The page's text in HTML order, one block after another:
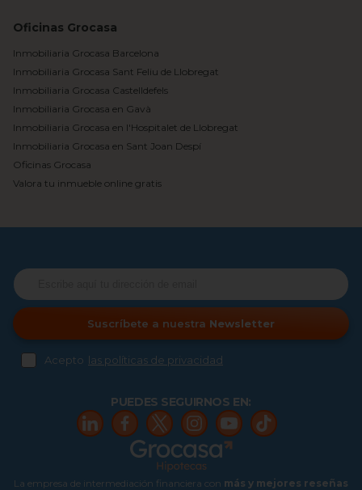
Oficinas Grocasa
Inmobiliaria Grocasa Barcelona
Inmobiliaria Grocasa Sant Feliu de Llobregat
Inmobiliaria Grocasa Castelldefels
Inmobiliaria Grocasa en Gavà
Inmobiliaria Grocasa en l'Hospitalet de Llobregat
Inmobiliaria Grocasa en Sant Joan Despí
Oficinas Grocasa
Valora tu inmueble online gratis
Suscríbete a nuestra Newsletter
Acepto las políticas de privacidad
PUEDES SEGUIRNOS EN:
La empresa de intermediación financiera con más y mejores reseñas